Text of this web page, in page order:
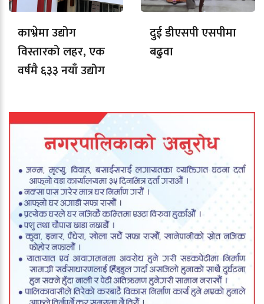
काभ्रेमा उद्योग
विस्तारको लहर, एक
वर्षमै ६३३ नयाँ उद्योग
दुई डीएसपी एसपीमा
बढुवा